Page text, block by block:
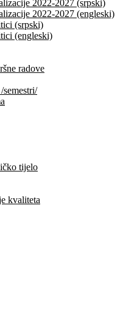
2022-2027 (srpski)
2022-2027 (engleski)
(srpski)
(engleski)
radove
semestri/
tijelo
kvaliteta